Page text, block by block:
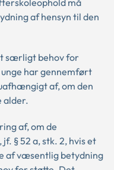
må
af hensyn til den
særligt behov for
har gennemført
af, om den
alder.
af, om de
§ 52 a, stk. 2, hvis et
af væsentlig betydning